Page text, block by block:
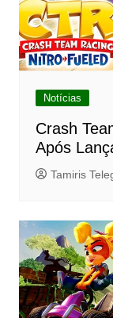
Notícias
Crash
Após
Tamiris